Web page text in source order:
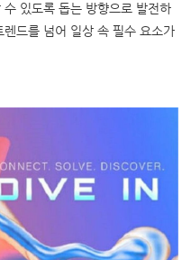
있도록 돕는 방향으로 발전하
드를 넘어 일상 속 필수 요소가